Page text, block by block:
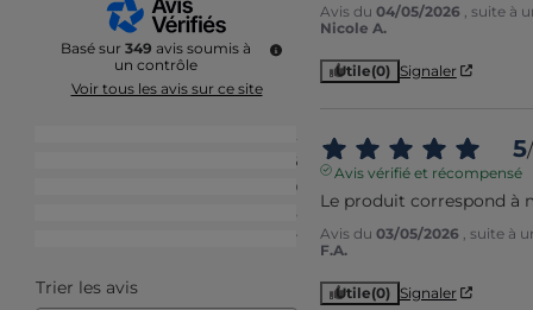
Basé sur 349 avis soumis à
un contrôle
Voir tous les avis sur ce site
242
76
19
5
7
Trier les avis
Avis du 04/05/2026
, suite à
Nicole A.
Utile(0) Signaler
5/
Avis vérifié et récompensé
Le produit correspond à
Avis du 03/05/2026
, suite à
F.A.
Utile(0) Signaler